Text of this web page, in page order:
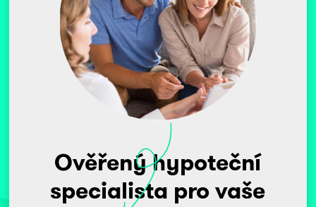
Ověřený hypoteční
specialista pro vaše